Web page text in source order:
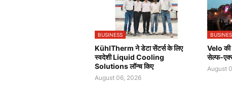
BUSINESS
KühlTherm ने डेटा सेंटर्स के लिए
स्वदेशी Liquid Cooling
Solutions लॉन्च किए
August 06, 2026
Velo की
सेल्फ-
August